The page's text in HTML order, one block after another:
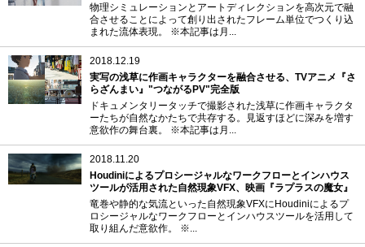
物理シミュレーションとアートディレクションを高次元で融
合させることによって創り出されたフレーム単位でつくり込
まれた流体表現。 ※本記事は月...
2018.12.19
実写の浅草に作画キャラクターを融合させる、TVアニメ『さ
らざんまい』"つながるPV"完全版
ドキュメンタリータッチで撮影された浅草に作画キャラクタ
ーたちが自然なかたちで共存する。見返すほどに深みを増す
意欲作の舞台裏。 ※本記事は月...
2018.11.20
Houdiniによるプロシージャルなワークフローとインハウス
ツールが活用された自然現象VFX、映画『ラプラスの魔女』
竜巻や静的な気流といった自然現象VFXにHoudiniによるプ
ロシージャルなワークフローとインハウスツールを活用して
取り組んだ意欲作。 ※...